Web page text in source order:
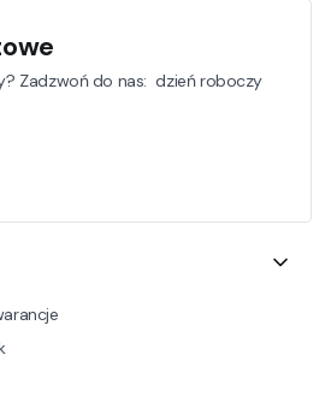
Zadzwoń do nas: dzień roboczy